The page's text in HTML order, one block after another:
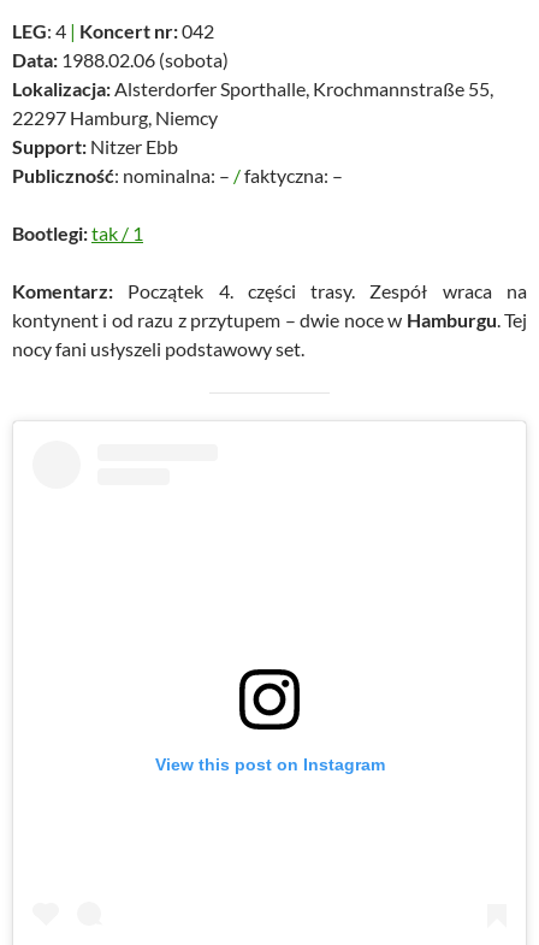
LEG: 4 | Koncert nr:042
Data: 1988.02.06 (sobota)
Lokalizacja:Alsterdorfer Sporthalle, Krochmannstraße 55,
22297 Hamburg, Niemcy
Support: Nitzer Ebb
Publiczność: nominalna: – /faktyczna: –
Bootlegi:tak / 1
Komentarz: Początek 4. części trasy. Zespół wraca na
kontynent i od razu z przytupem – dwie noce w Hamburgu. Tej
nocy fani usłyszeli podstawowy set.
View this post on Instagram